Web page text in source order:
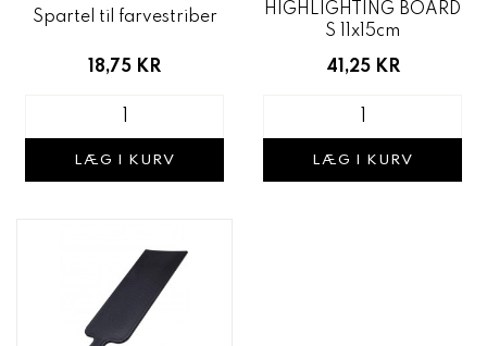
Spartel til farvestriber
18,75 KR
LÆG I KURV
HIGHLIGHTING BOARD
S 11x15cm
41,25 KR
LÆG I KURV